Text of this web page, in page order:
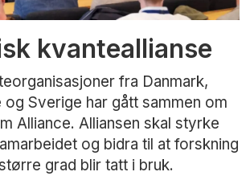
kvanteallianse
fra Danmark,
og Sverige har gått sammen om
Alliance. Alliansen skal styrke
og bidra til at forskning
grad blir tatt i bruk.